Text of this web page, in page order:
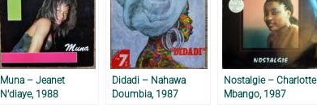
Muna – Jeanet
N’diaye, 1988
Didadi – Nahawa
Doumbia, 1987
Nostalgie – Charlotte
Mbango, 1987